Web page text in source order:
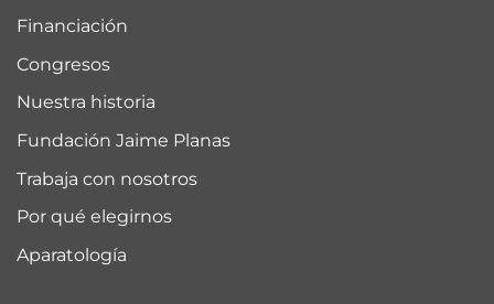
Financiación
Congresos
Nuestra historia
Fundación Jaime Planas
Trabaja con nosotros
Por qué elegirnos
Aparatología